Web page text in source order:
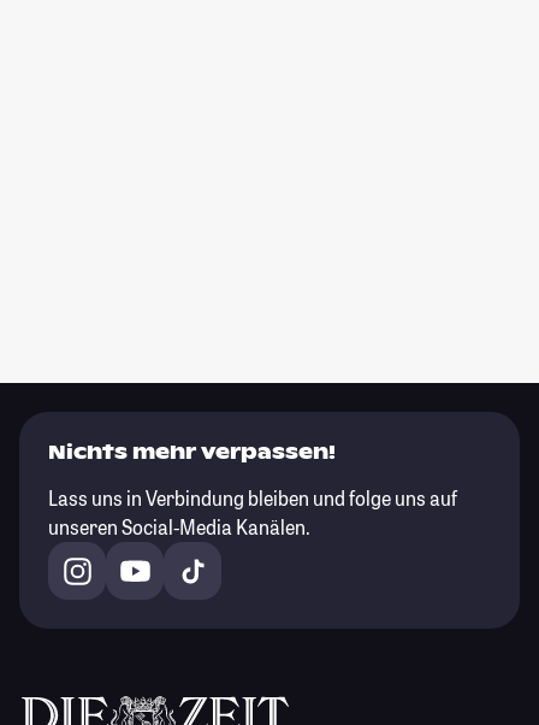
Nichts mehr verpassen!
Lass uns in Verbindung bleiben und folge uns auf
unseren Social-Media Kanälen.